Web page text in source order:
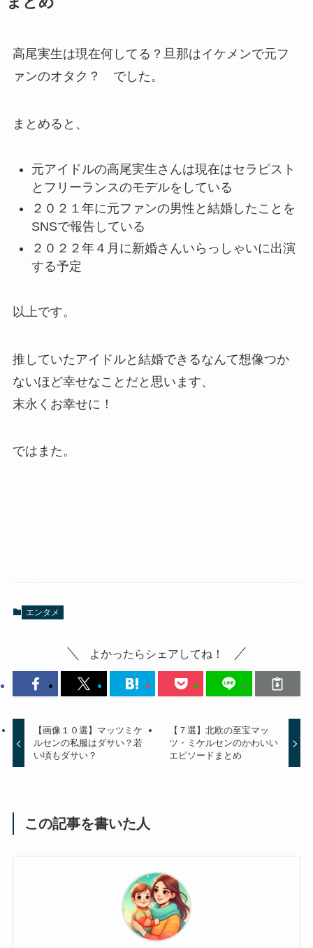
高尾実生は現在何してる？旦那はイケメンで元フ
ァンのオタク？ でした。
まとめると、
元アイドルの高尾実生さんは現在はセラピスト
とフリーランスのモデルをしている
２０２１年に元ファンの男性と結婚したことを
SNSで報告している
２０２２年４月に新婚さんいらっしゃいに出演
する予定
以上です。
推していたアイドルと結婚できるなんて想像つか
ないほど幸せなことだと思います、
末永くお幸せに！
ではまた。
エンタメ
よかったらシェアしてね！
【画像１０選】マッツミケ
ルセンの私服はダサい？若
い頃もダサい？
【７選】北欧の至宝マッ
ツ・ミケルセンのかわいい
エピソードまとめ
この記事を書いた人